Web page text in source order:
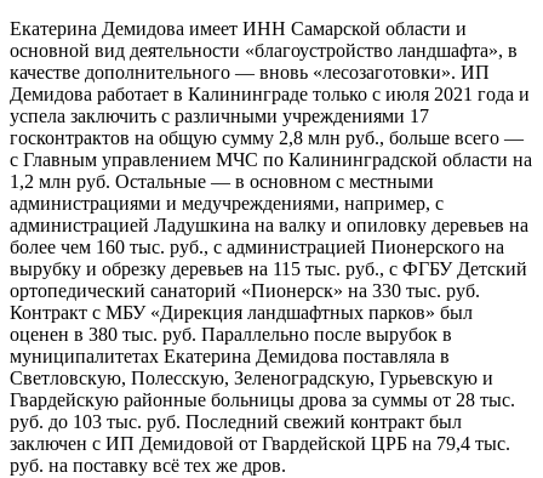
Екатерина Демидова имеет ИНН Самарской области и
основной вид деятельности «благоустройство ландшафта», в
качестве дополнительного — вновь «лесозаготовки». ИП
Демидова работает в Калининграде только с июля 2021 года и
успела заключить с различными учреждениями 17
госконтрактов на общую сумму 2,8 млн руб., больше всего —
с Главным управлением МЧС по Калининградской области на
1,2 млн руб. Остальные — в основном с местными
администрациями и медучреждениями, например, с
администрацией Ладушкина на валку и опиловку деревьев на
более чем 160 тыс. руб., с администрацией Пионерского на
вырубку и обрезку деревьев на 115 тыс. руб., с ФГБУ Детский
ортопедический санаторий «Пионерск» на 330 тыс. руб.
Контракт с МБУ «Дирекция ландшафтных парков» был
оценен в 380 тыс. руб. Параллельно после вырубок в
муниципалитетах Екатерина Демидова поставляла в
Светловскую, Полесскую, Зеленоградскую, Гурьевскую и
Гвардейскую районные больницы дрова за суммы от 28 тыс.
руб. до 103 тыс. руб. Последний свежий контракт был
заключен с ИП Демидовой от Гвардейской ЦРБ на 79,4 тыс.
руб. на поставку всё тех же дров.